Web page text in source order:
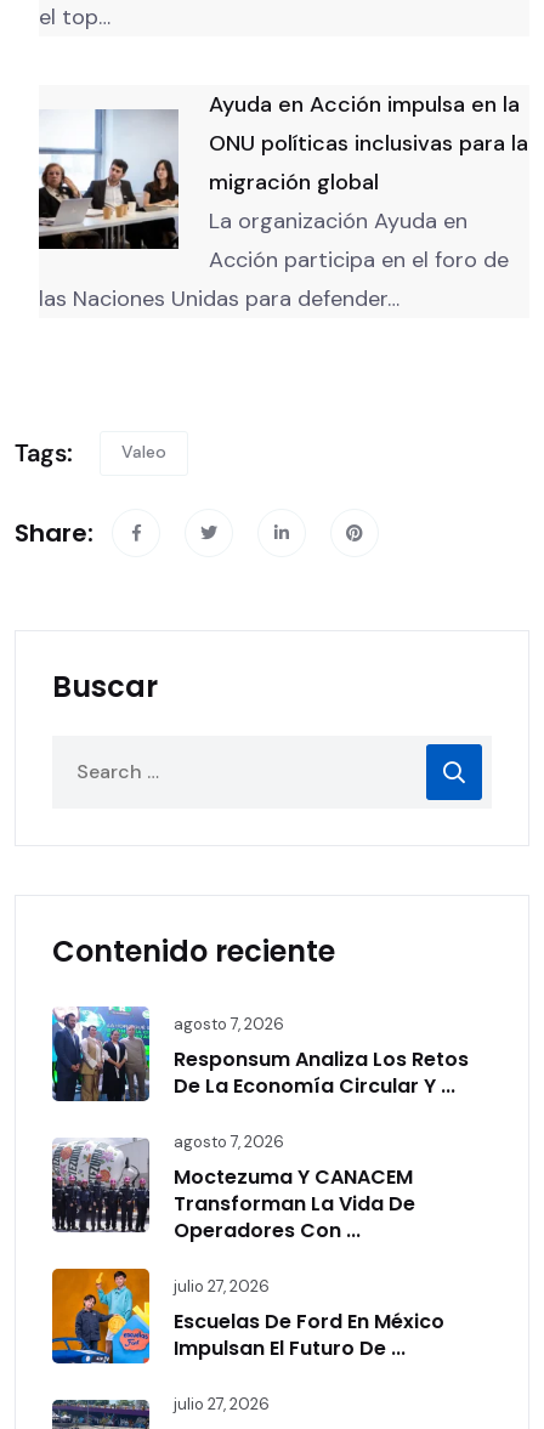
el top…
Ayuda en Acción impulsa en la
ONU políticas inclusivas para la
migración global
La organización Ayuda en
Acción participa en el foro de
las Naciones Unidas para defender…
Tags: Valeo
Share:
Buscar
Contenido reciente
agosto 7, 2026
Responsum Analiza Los Retos
De La Economía Circular Y ...
agosto 7, 2026
Moctezuma Y CANACEM
Transforman La Vida De
Operadores Con ...
julio 27, 2026
Escuelas De Ford En México
Impulsan El Futuro De ...
julio 27, 2026